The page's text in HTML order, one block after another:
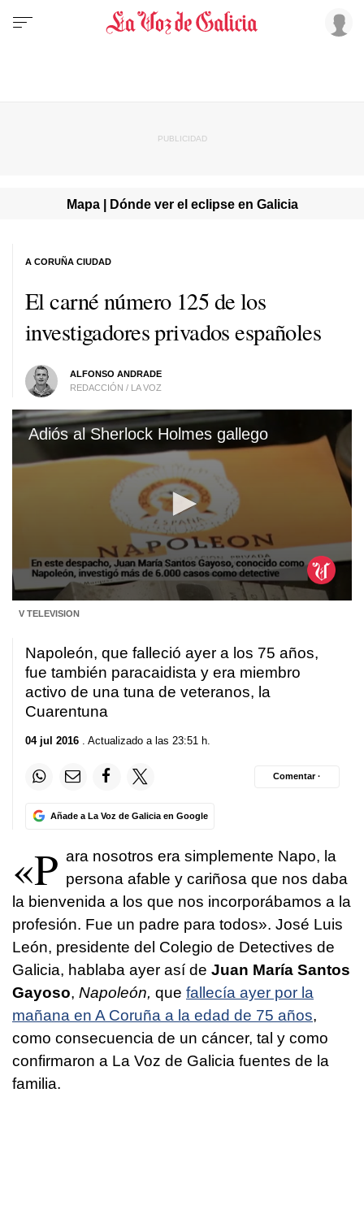
Mapa | Dónde ver el eclipse en Galicia
El carné número 125 de los
investigadores privados españoles
ALFONSO ANDRADE
REDACCIÓN / LA VOZ
A CORUÑA CIUDAD
Adiós al Sherlock Holmes gallego
seconds
minutes,
17
seconds
V TELEVISION
Napoleón, que falleció ayer a los 75 años,
fue también paracaidista y era miembro
activo de una tuna de veteranos, la
Cuarentuna
04 jul 2016 . Actualizado a las 23:51 h.
Añade a La Voz de Galicia en Google
Comentar ·
«P ara nosotros era simplemente Napo, la
persona afable y cariñosa que nos daba
la bienvenida a los que nos incorporábamos a la
profesión. Fue un padre para todos». José Luis
León, presidente del Colegio de Detectives de
Galicia, hablaba ayer así de Juan María Santos
Gayoso, Napoleón, que fallecía ayer por la
mañana en A Coruña a la edad de 75 años,
como consecuencia de un cáncer, tal y como
confirmaron a La Voz de Galicia fuentes de la
familia.